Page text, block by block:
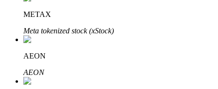
Блокировки BTR
METAX
Meta tokenized stock (xStock)
AEON
AEON